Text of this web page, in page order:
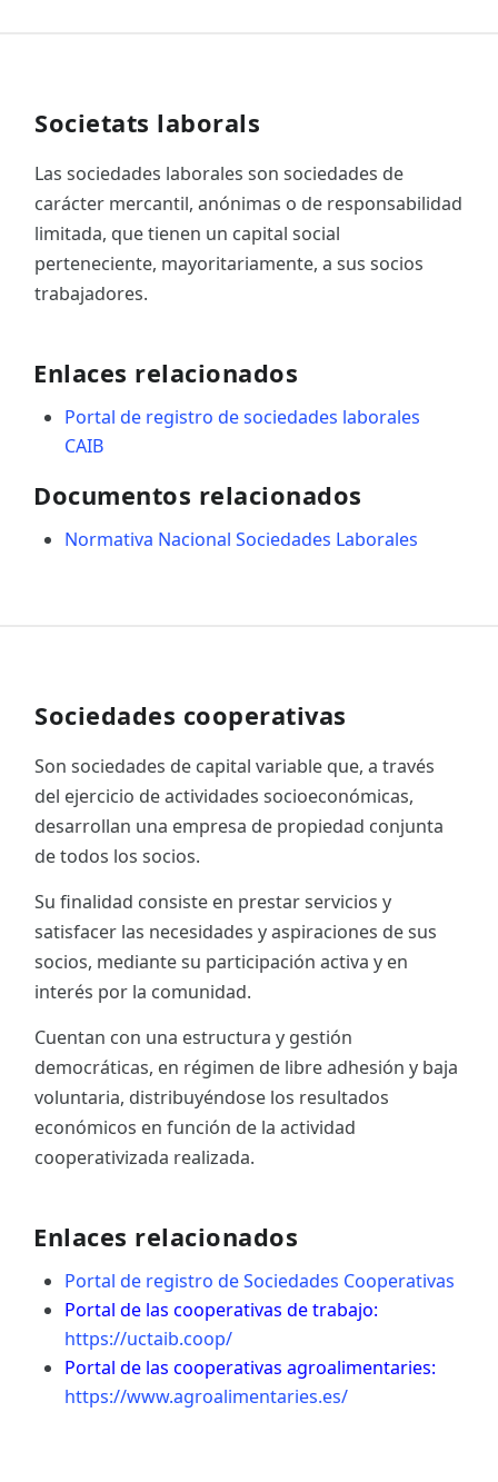
Societats laborals
Las sociedades laborales son sociedades de
carácter mercantil, anónimas o de responsabilidad
limitada, que tienen un capital social
perteneciente, mayoritariamente, a sus socios
trabajadores.
Enlaces relacionados
Portal de registro de sociedades laborales
CAIB
Documentos relacionados
Normativa Nacional Sociedades Laborales
Sociedades cooperativas
Son sociedades de capital variable que, a través
del ejercicio de actividades socioeconómicas,
desarrollan una empresa de propiedad conjunta
de todos los socios.
Su finalidad consiste en prestar servicios y
satisfacer las necesidades y aspiraciones de sus
socios, mediante su participación activa y en
interés por la comunidad.
Cuentan con una estructura y gestión
democráticas, en régimen de libre adhesión y baja
voluntaria, distribuyéndose los resultados
económicos en función de la actividad
cooperativizada realizada.
Enlaces relacionados
Portal de registro de Sociedades Cooperativas
Portal de las cooperativas de trabajo:
https://uctaib.coop/
Portal de las cooperativas agroalimentaries:
https://www.agroalimentaries.es/